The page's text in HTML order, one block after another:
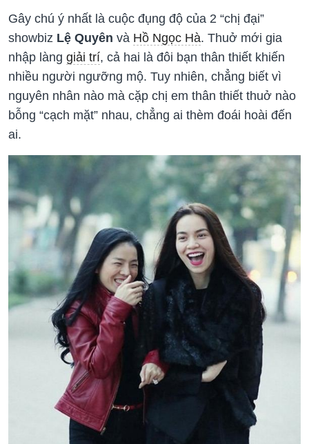
Gây chú ý nhất là cuộc đụng độ của 2 “chị đại”
showbiz Lệ Quyên và Hồ Ngọc Hà. Thuở mới gia
nhập làng giải trí, cả hai là đôi bạn thân thiết khiến
nhiều người ngưỡng mộ. Tuy nhiên, chẳng biết vì
nguyên nhân nào mà cặp chị em thân thiết thuở nào
bỗng “cạch mặt” nhau, chẳng ai thèm đoái hoài đến
ai.